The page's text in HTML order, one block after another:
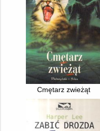
Cmętarz zwieżąt